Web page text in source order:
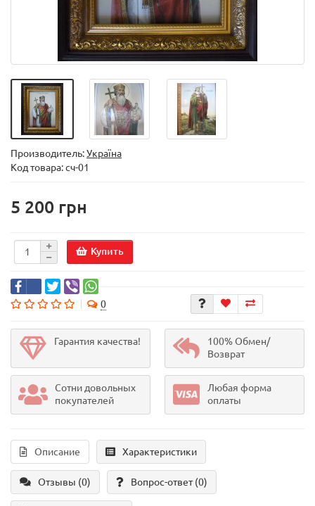
Производитель:Україна
Код товара:сч-01
5 200 грн
Купить
0
Гарантия качества!
100% Обмен/
Возврат
Сотни довольных
покупателей
Любая форма
оплаты
Описание Характеристики
Отзывы (0) Вопрос-ответ(0)